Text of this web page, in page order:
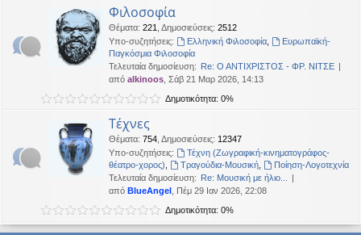
Φιλοσοφία
Θέματα: 221 Δημοσιεύσεις: 2512
Υπο-συζητήσεις:
Ελληνική Φιλοσοφία,
Ευρωπαϊκή-
Παγκόσμια Φιλοσοφία
Τελευταία δημοσίευση: Re: Ο ΑΝΤΙΧΡΙΣΤΟΣ - ΦΡ. ΝΙΤΣΕ
από alkinoos , Σάβ 21 Μαρ 2026, 14:13
Δημοτικότητα: 0%
Τέχνες
Θέματα: 754 Δημοσιεύσεις: 12347
Υπο-συζητήσεις:
Τέχνη (Ζωγραφική-κινηματογράφος-
θέατρο-χορος)
Τραγούδια-Μουσική,
Ποίηση-Λογοτεχνία
Τελευταία δημοσίευση: Re: Μουσική με ήλιο...
από BlueAngel , Πέμ 29 Ιαν 2026, 22:08
Δημοτικότητα: 0%